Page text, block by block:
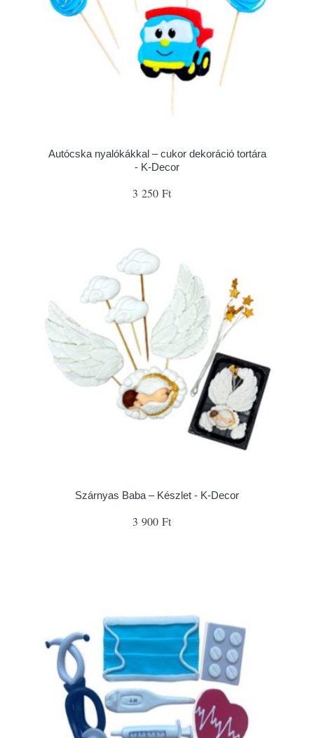
Autócska nyalókákkal – cukor dekoráció tortára
- K-Decor
3 250 Ft
Szárnyas Baba – Készlet - K-Decor
3 900 Ft